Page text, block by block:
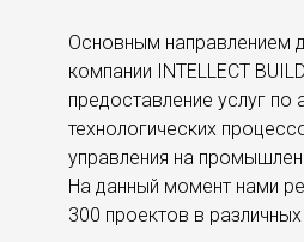
Основным направлением
компании INTELLECT
предоставление услуг по
технологических
управления на
На данный момент нами
300 проектов в